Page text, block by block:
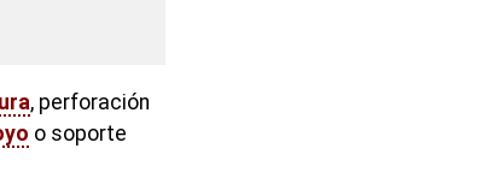
, perforación
o soporte